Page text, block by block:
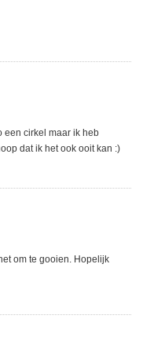
een cirkel maar ik heb
dat ik het ook ooit kan :)
om te gooien. Hopelijk